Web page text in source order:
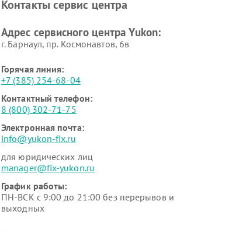
Контакты сервис центра
Адрес сервисного центра Yukon:
г. Барнаул, ​пр. Космонавтов, 6в
Горячая линия:
+7 (385) 254-68-04
Контактный телефон:
8 (800) 302-71-75
Электронная почта:
info@yukon-fix.ru
для юридических лиц
manager@fix-yukon.ru
График работы:
ПН-ВСК с 9:00 до 21:00 без перерывов и
выходных